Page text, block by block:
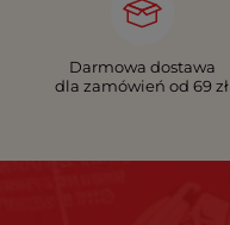
Darmowa dostawa
dla zamówień od 69 zł